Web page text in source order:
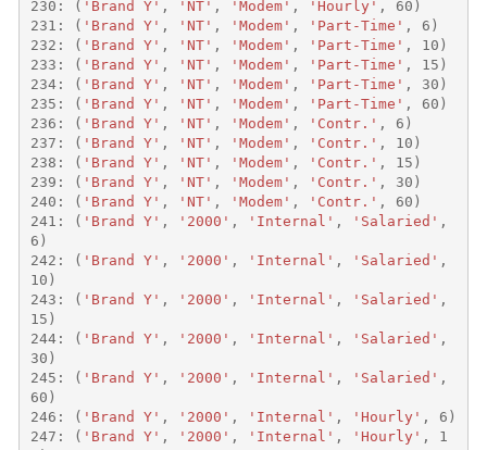
230 : ( 'Brand Y' , 'NT' , 'Modem' , 'Hourly' , 60 )
231 : ( 'Brand Y' , 'NT' , 'Modem' , 'Part-Time' , 6 )
232 : ( 'Brand Y' , 'NT' , 'Modem' , 'Part-Time' , 10 )
233 : ( 'Brand Y' , 'NT' , 'Modem' , 'Part-Time' , 15 )
234: ( 'Brand Y' , 'NT' , 'Modem' , 'Part-Time' , 30 )
235 : ( 'Brand Y' , 'NT' , 'Modem' , 'Part-Time' , 60 )
236 : ( 'Brand Y' , 'NT' , 'Modem' , 'Contr.' , 6 )
237 : ( 'Brand Y' , 'NT' , 'Modem' , 'Contr.' , 10 )
238 : ( 'Brand Y' , 'NT' , 'Modem' , 'Contr.' , 15 )
239 : ( 'Brand Y' , 'NT' , 'Modem' , 'Contr.' , 30 )
240 : ( 'Brand Y' , 'NT' , 'Modem' , 'Contr.' , 60 )
241 : ( 'Brand Y' , '2000' , 'Internal' , 'Salaried' ,
6 )
242 : ( 'Brand Y' , '2000' , 'Internal' , 'Salaried' ,
10 )
243 : ( 'Brand Y' , '2000' , 'Internal' , 'Salaried' ,
15 )
244: ( 'Brand Y' , '2000' , 'Internal' , 'Salaried' ,
30 )
245 : ( 'Brand Y' , '2000' , 'Internal' , 'Salaried' ,
60 )
246 : ( 'Brand Y' , '2000' , 'Internal' , 'Hourly' , 6 )
247 : ( 'Brand Y' , '2000' , 'Internal' , 'Hourly' ,
1